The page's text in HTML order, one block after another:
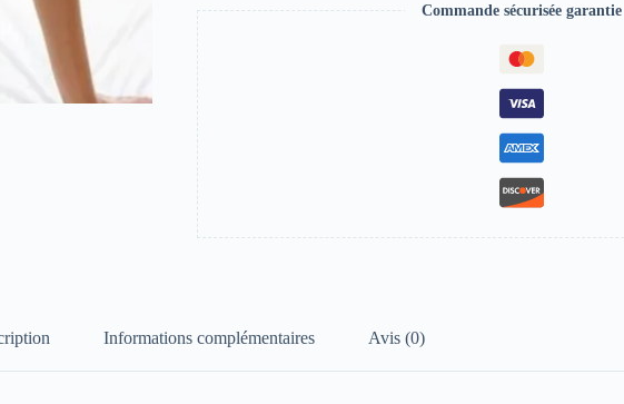
Commande sécurisée garantie
Informations complémentaires Avis (0)